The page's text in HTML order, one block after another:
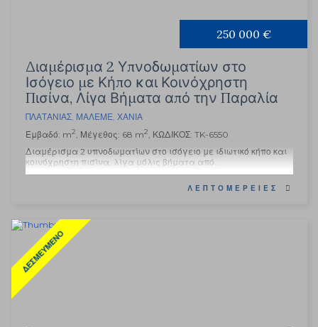
250 000 €
Διαμέρισμα 2 Υπνοδωματίων στο
Ισόγειο με Κήπο και Κοινόχρηστη
Πισίνα, Λίγα Βήματα από την Παραλία
ΠΛΑΤΑΝΙΆΣ, ΜΆΛΕΜΕ, ΧΑΝΙΆ
Εμβαδό: m2, Μέγεθος: 68 m2, ΚΩΔΙΚΟΣ: TK-6550
Διαμέρισμα 2 υπνοδωματίων στο ισόγειο με ιδιωτικό κήπο και
κοινόχρηστη πισίνα, λίγα μόλις βήματα από...
ΛΕΠΤΟΜΈΡΕΙΕΣ
ΔΕΣΜΕΥΜΈΝΟ